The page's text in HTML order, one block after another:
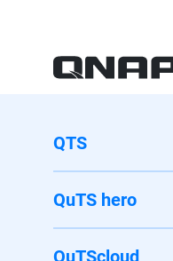
QTS
QuTS hero
QuTScloud